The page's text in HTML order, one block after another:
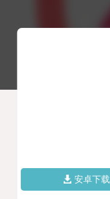
安卓下载